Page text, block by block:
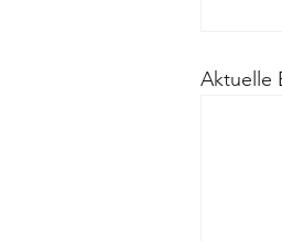
Aktuelle